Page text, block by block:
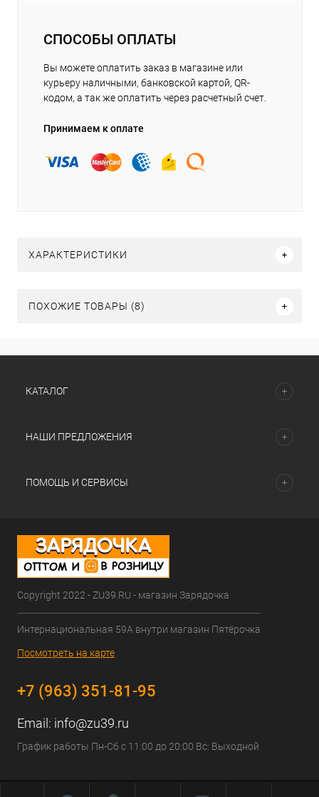
СПОСОБЫ ОПЛАТЫ
Вы можете оплатить заказ в магазине или
курьеру наличными, банковской картой, QR-
кодом, а так же оплатить через расчетный счет.
Принимаем к оплате
ХАРАКТЕРИСТИКИ
ПОХОЖИЕ ТОВАРЫ (8)
КАТАЛОГ
НАШИ ПРЕДЛОЖЕНИЯ
ПОМОЩЬ И СЕРВИСЫ
Copyright 2022 - ZU39.RU - магазин Зарядочка
Интернациональная 59А внутри магазин Пятёрочка
Посмотреть на карте
+7 (963) 351-81-95
Email: info@zu39.ru
График работы Пн-Сб с 11:00 до 20:00 Вс: Выходной